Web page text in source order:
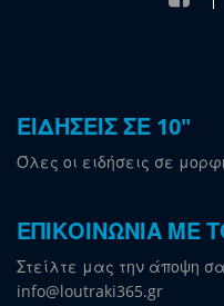
ΕΙΔΗΣΕΙΣ ΣΕ 10"
Όλες οι ειδήσεις σε
ΕΠΙΚΟΙΝΩΝΙΑ ΜΕ
Στείλτε μας την άποψη
info@loutraki365.gr